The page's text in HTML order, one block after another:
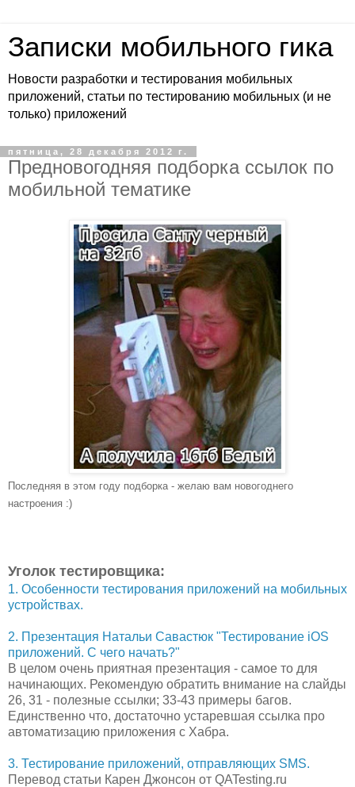
Записки мобильного гика
Новости разработки и тестирования мобильных
приложений, статьи по тестированию мобильных (и не
только) приложений
пятница, 28 декабря 2012 г.
Предновогодняя подборка ссылок по
мобильной тематике
Последняя в этом году подборка - желаю вам новогоднего
настроения :)
Уголок тестировщика:
1. Особенности тестирования приложений на мобильных
устройствах.
2. Презентация Натальи Савастюк "Тестирование iOS
приложений. С чего начать?"
В целом очень приятная презентация - самое то для
начинающих. Рекомендую обратить внимание на слайды
26, 31 - полезные ссылки; 33-43 примеры багов.
Единственно что, достаточно устаревшая ссылка про
автоматизацию приложения с Хабра.
3. Тестирование приложений, отправляющих SMS.
Перевод статьи Карен Джонсон от QATesting.ru